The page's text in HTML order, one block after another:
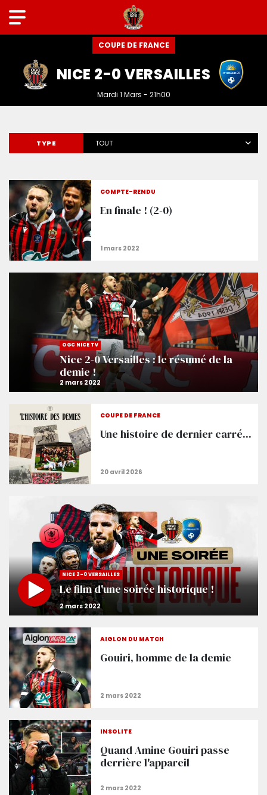
COUPE DE FRANCE
NICE 2-0 VERSAILLES
Mardi 1 Mars - 21h00
TYPE TOUT
COUPE DE FRANCE
Une histoire de dernier carré...
NICE 2-0 VERSAILLES
Le film d'une soirée historique !
AIGLON DU MATCH
Gouiri, homme de la demie
INSOLITE
Quand Amine Gouiri passe
derrière l'appareil
OGC NICE TV
Nice 2-0 Versailles : le résumé de la
demie !
COMPTE-RENDU
En finale ! (2-0)